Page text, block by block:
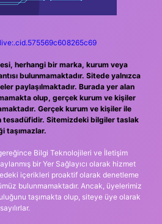
herhangi bir marka, kurum veya
bulunmamaktadır. Sitede yalnızca
paylaşılmaktadır. Burada yer alan
olup, gerçek kurum ve kişiler
Gerçek kurum ve kişiler ile
tesadüfidir. Sitemizdeki bilgiler taslak
taşımazlar.
Bilgi Teknolojileri ve İletişim
bir Yer Sağlayıcı olarak hizmet
içerikleri proaktif olarak denetleme
bulunmamaktadır. Ancak, üyelerimiz
taşımakta olup, siteye üye olarak